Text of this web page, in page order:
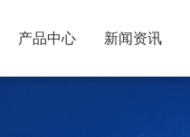
产品中心 新闻资讯